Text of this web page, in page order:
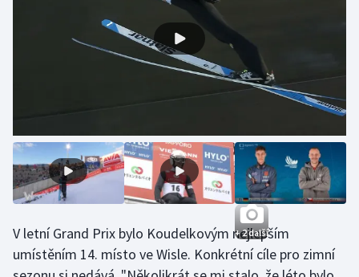
Short track
Sportovní střelba
Triatlon
+ 2 další
V letní Grand Prix bylo Koudelkovým nejlepším
umístěním 14. místo ve Wisle. Konkrétní cíle pro zimní